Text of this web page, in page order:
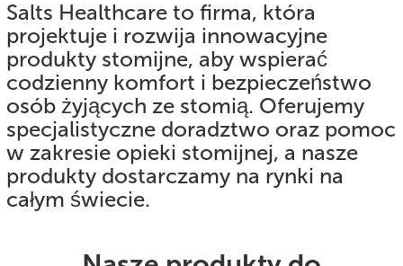
Salts Healthcare to firma, która
projektuje i rozwija innowacyjne
produkty stomijne, aby wspierać
codzienny komfort i bezpieczeństwo
osób żyjących ze stomią. Oferujemy
specjalistyczne doradztwo oraz pomoc
w zakresie opieki stomijnej, a nasze
produkty dostarczamy na rynki na
całym świecie.